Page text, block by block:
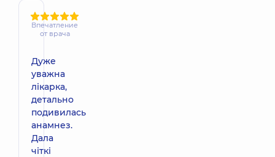
Впечатление
от врача
Дуже
уважна
лікарка,
детально
подивилась
анамнез.
Дала
чіткі